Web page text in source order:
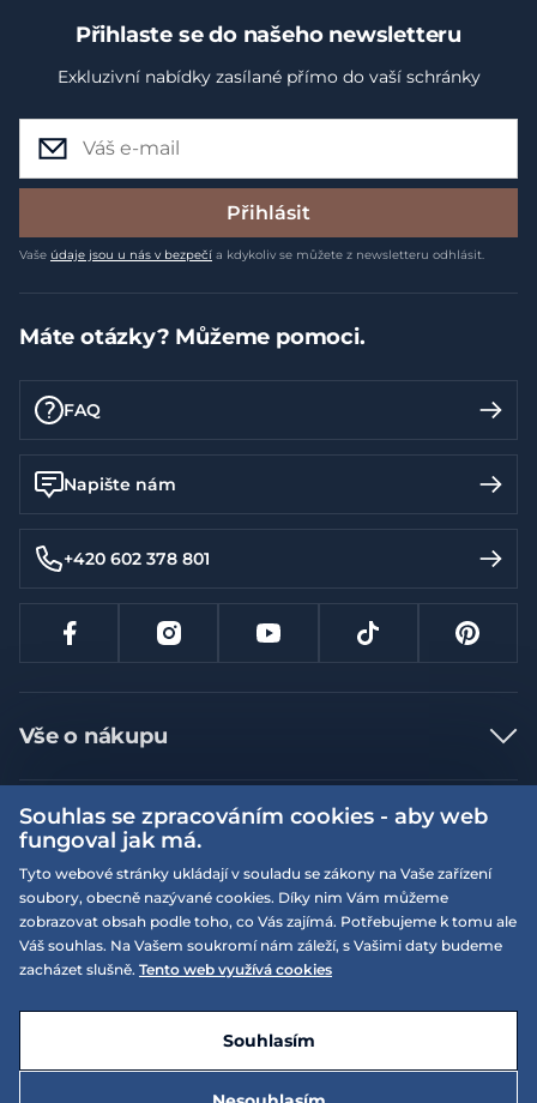
Přihlaste se do našeho newsletteru
Exkluzivní nabídky zasílané přímo do vaší schránky
Přihlásit
Vaše údaje jsou u nás v bezpečí a kdykoliv se můžete z newsletteru odhlásit.
Máte otázky? Můžeme pomoci.
FAQ
Napište nám
+420 602 378 801
Vše o nákupu
Jak nakupovat
Nejčastější dotazy
Doprava a platba
Vrácení a výměna zboží
Reklamace
Velikostní tabulky
Více informací
Obchodní podmínky
Podmínky EQS věrnostního klubu
On-line katalogy
Dotace
Naše prodejny
EQS Rudná
EQS Praha 9 - Letňany
Nyní zavřeno ‧ otevřeno od 09:00, Po
E-shop vytvořila a technicky zajišťujeSIMPLIA.cz
Souhlas se zpracováním cookies - aby web
fungoval jak má.
Tyto webové stránky ukládají v souladu se zákony na Vaše zařízení
soubory, obecně nazývané cookies. Díky nim Vám můžeme
zobrazovat obsah podle toho, co Vás zajímá. Potřebujeme k tomu ale
Váš souhlas. Na Vašem soukromí nám záleží, s Vašimi daty budeme
zacházet slušně. Tento web využívá cookies
Souhlasím